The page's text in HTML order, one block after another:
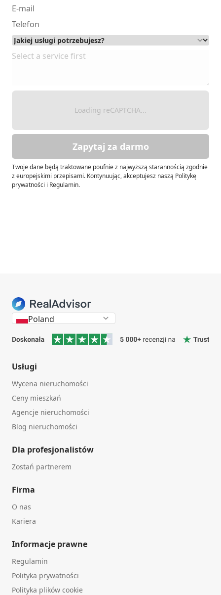
Loading reCAPTCHA...
Zapytaj za darmo
Twoje dane będą traktowane poufnie z najwyższą starannością zgodnie
z europejskimi przepisami. Kontynuując, akceptujesz naszą Politykę
prywatności i Regulamin.
Poland
Usługi
Wycena nieruchomości
Ceny mieszkań
Agencje nieruchomości
Blog nieruchomości
Dla profesjonalistów
Zostań partnerem
Firma
O nas
Kariera
Informacje prawne
Regulamin
Polityka prywatności
Polityka plików cookie